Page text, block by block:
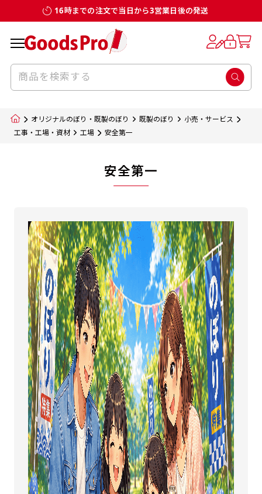
16時までの注文で当日から3営業日後の発送
オリジナルのぼり・既製のぼり 既製のぼり
小売・サービス
工事・工場・資材
工場 安全第一
安全第一